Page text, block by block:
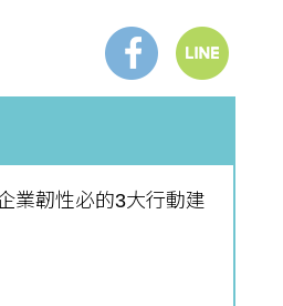
業韌性必的3大行動建
事精華】從黑暗到光明 見證醫務